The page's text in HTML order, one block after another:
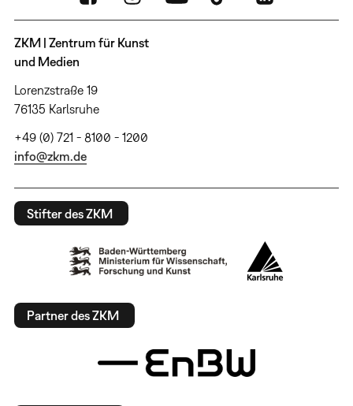
ZKM | Zentrum für Kunst
und Medien
Lorenzstraße 19
76135 Karlsruhe
+49 (0) 721 - 8100 - 1200
info@zkm.de
Stifter des ZKM
Partner des ZKM